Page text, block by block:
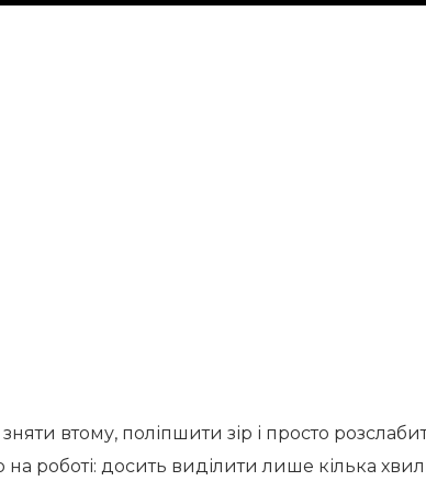
втому, поліпшити зір і просто
на роботі: досить виділити лише кілька